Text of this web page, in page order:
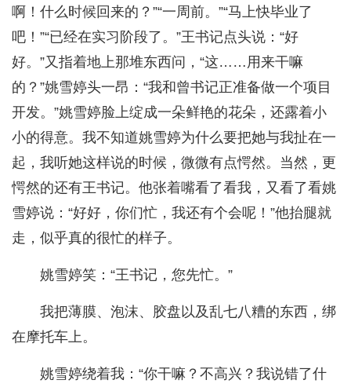
啊！什么时候回来的？”“一周前。”“马上快毕业了
吧！”“已经在实习阶段了。”王书记点头说：“好
好。”又指着地上那堆东西问，“这……用来干嘛
的？”姚雪婷头一昂：“我和曾书记正准备做一个项目
开发。”姚雪婷脸上绽成一朵鲜艳的花朵，还露着小
小的得意。我不知道姚雪婷为什么要把她与我扯在一
起，我听她这样说的时候，微微有点愕然。当然，更
愕然的还有王书记。他张着嘴看了看我，又看了看姚
雪婷说：“好好，你们忙，我还有个会呢！”他抬腿就
走，似乎真的很忙的样子。
姚雪婷笑：“王书记，您先忙。”
我把薄膜、泡沫、胶盘以及乱七八糟的东西，绑
在摩托车上。
姚雪婷绕着我：“你干嘛？不高兴？我说错了什